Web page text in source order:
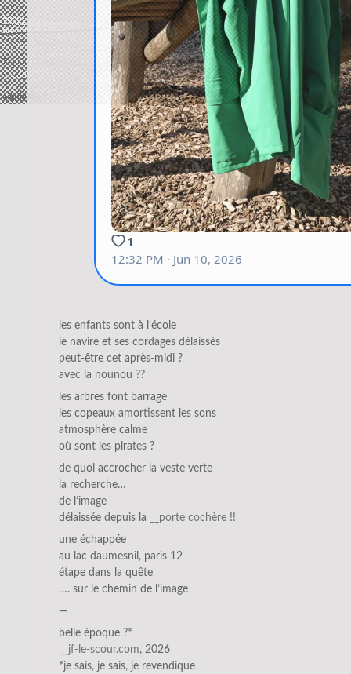
les enfants sont à l’école
le navire et ses cordages délaissés
peut-être cet après-midi ?
avec la nounou ??
les arbres font barrage
les copeaux amortissent les sons
atmosphère calme
où sont les pirates ?
de quoi accrocher la veste verte
la recherche…
de l’image
délaissée depuis la
__porte cochère !!
une échappée
au lac daumesnil, paris 12
étape dans la quête
…. sur le chemin de l’image
—
belle époque ?*
__jf-le-scour.com, 2026
*je sais, je sais, je revendique